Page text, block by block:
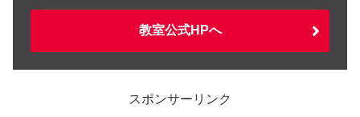
教室公式HPへ
スポンサーリンク